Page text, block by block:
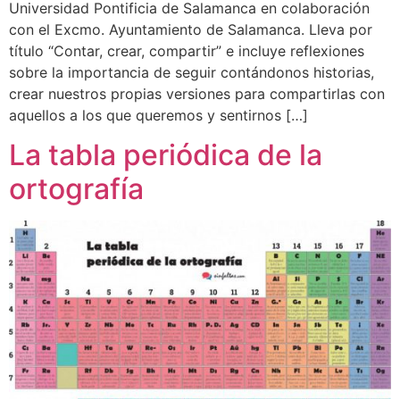
Universidad Pontificia de Salamanca en colaboración
con el Excmo. Ayuntamiento de Salamanca. Lleva por
título “Contar, crear, compartir” e incluye reflexiones
sobre la importancia de seguir contándonos historias,
crear nuestros propias versiones para compartirlas con
aquellos a los que queremos y sentirnos […]
La tabla periódica de la
ortografía